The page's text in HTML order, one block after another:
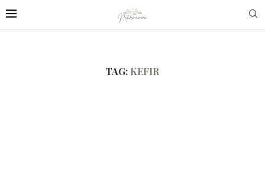
TAG: KEFIR